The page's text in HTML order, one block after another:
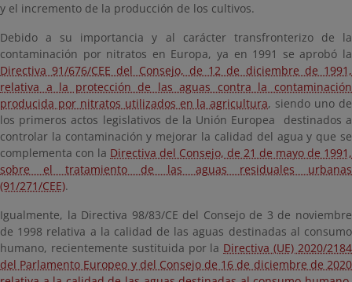
y el incremento de la producción de los cultivos.
Debido a su importancia y al carácter transfronterizo de la
contaminación por nitratos en Europa, ya en 1991 se aprobó la
Directiva 91/676/CEE del Consejo, de 12 de diciembre de 1991,
relativa a la protección de las aguas contra la contaminación
producida por nitratos utilizados en la agricultura, siendo uno de
los primeros actos legislativos de la Unión Europea destinados a
controlar la contaminación y mejorar la calidad del agua y que se
complementa con la Directiva del Consejo, de 21 de mayo de 1991,
sobre el tratamiento de las aguas residuales urbanas
(91/271/CEE).
Igualmente, la Directiva 98/83/CE del Consejo de 3 de noviembre
de 1998 relativa a la calidad de las aguas destinadas al consumo
humano, recientemente sustituida por la Directiva (UE) 2020/2184
del Parlamento Europeo y del Consejo de 16 de diciembre de 2020